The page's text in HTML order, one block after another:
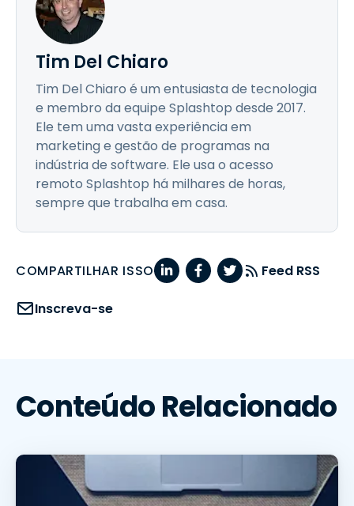
Tim Del Chiaro
Tim Del Chiaro é um entusiasta de tecnologia
e membro da equipe Splashtop desde 2017.
Ele tem uma vasta experiência em
marketing e gestão de programas na
indústria de software. Ele usa o acesso
remoto Splashtop há milhares de horas,
sempre que trabalha em casa.
COMPARTILHAR ISSO Feed RSS
Inscreva-se
Conteúdo Relacionado